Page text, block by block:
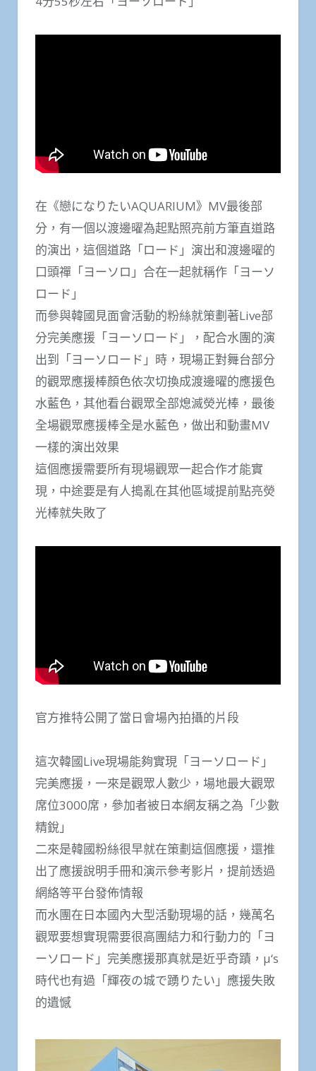
在《戀になりたいAQUARIUM》MV最後部
分，有一個以渡邊曜為起點照亮前方筆直道路
的演出，這個道路「ロード」演出和渡邊曜的
口頭禪「ヨーソロ」合在一起就稱作「ヨーソ
ロード」
而參與韓國見面會活動的粉絲就策劃著Live部
分完美應援「ヨーソロード」，配合水團的演
出到「ヨーソロード」時，現場正對舞台部分
的觀眾應援棒顏色依次切換成渡邊曜的應援色
水藍色，其他看台觀眾全部熄滅熒光棒，最後
全場觀眾應援棒全是水藍色，做出和動畫MV
一樣的演出效果
這個應援需要所有現場觀眾一起合作才能實
現，中途要是有人搗亂在其他區域提前點亮熒
光棒就失敗了
官方推特公開了當日會場內拍攝的片段
這次韓國Live現場能夠實現「ヨーソロード」
完美應援，一來是觀眾人數少，場地最大觀眾
席位3000席，參加者被日本網友稱之為「少數
精銳」
二來是韓國粉絲很早就在策劃這個應援，還推
出了應援說明手冊和演示參考影片，提前透過
網絡等平台發佈情報
而水團在日本國內大型活動現場的話，幾萬名
觀眾要想實現需要很高團結力和行動力的「ヨ
ーソロード」完美應援那真就是近乎奇蹟，μ‘s
時代也有過「輝夜の城で踴りたい」應援失敗
的遺憾